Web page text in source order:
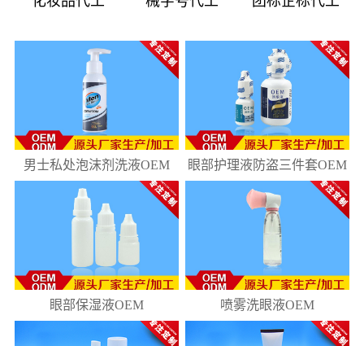
08
10
181
218
男士私处泡沫剂洗液OEM 眼部护理液防盗三件套OEM
眼部保湿液OEM 喷雾洗眼液OEM